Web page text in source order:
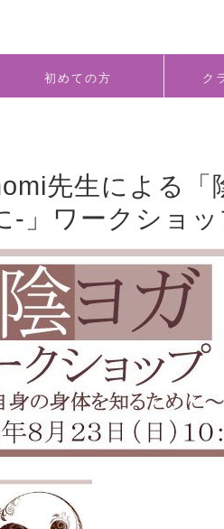
初めての方 ク
先生による
-」ワークショ